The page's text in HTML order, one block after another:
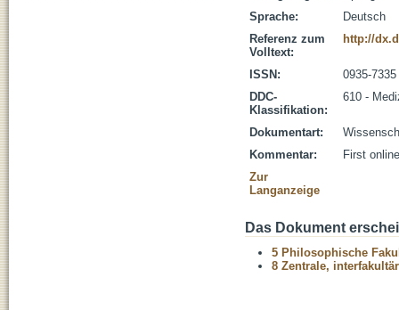
Sprache:
Deutsch
Referenz zum
Volltext:
http://
ISSN:
0935-7335
DDC-
Klassifikation:
610 -
Dokumentart:
Kommentar:
First
Zur
Langanzeige
Das Dokument
5 Philosophische
8 Zentrale,